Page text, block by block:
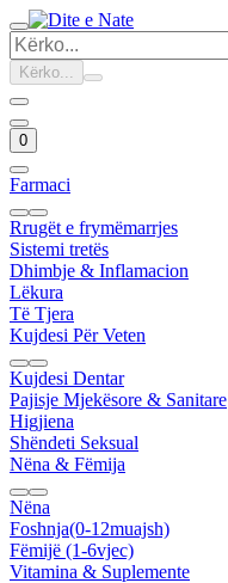
Kërko...
0
Farmaci
Rrugët e frymëmarrjes
Sistemi tretës
Dhimbje & Inflamacion
Lëkura
Të Tjera
Kujdesi Për Veten
Kujdesi Dentar
Pajisje Mjekësore & Sanitare
Higjiena
Shëndeti Seksual
Nëna & Fëmija
Nëna
Foshnja(0-12muajsh)
Fëmijë (1-6vjec)
Vitamina & Suplemente